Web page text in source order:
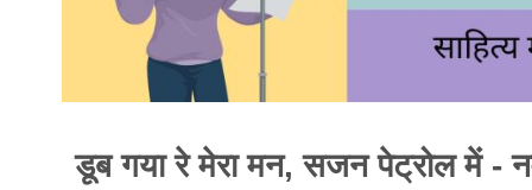
डूब गया रे मेरा मन, सजन पेट्रोल में -